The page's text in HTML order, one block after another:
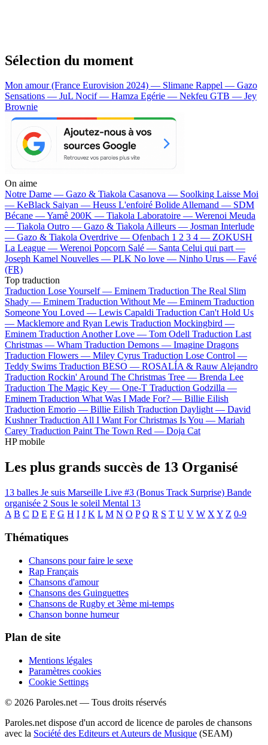
Sélection du moment
Mon amour (France Eurovision 2024) — Slimane Rappel — Gazo
Sensations — JuL Nocif — Hamza Egérie — Nekfeu GTB — Jey
Brownie
On aime
Notre Dame — Gazo & Tiakola Casanova — Soolking Laisse Moi
— KeBlack Saiyan — Heuss L'enfoiré Bolide Allemand — SDM
Bécane —Yamê 200K — Tiakola Laboratoire — Werenoi Meuda
— Tiakola Outro — Gazo & TiakolaAilleurs — Josman Interlude
— Gazo & Tiakola Overdrive — Ofenbach 1 2 3 4 — ZOKUSH
La League — Werenoi Popcorn Salé — Santa Celui qui part —
Joseph Kamel Nouvelles — PLK No love — Ninho Urus — Favé
(FR)
Top traduction
Traduction Lose Yourself — Eminem Traduction The Real Slim
Shady — Eminem Traduction Without Me — Eminem Traduction
Someone You Loved — Lewis Capaldi Traduction Can't Hold Us
— Macklemore and Ryan Lewis Traduction Mockingbird —
Eminem Traduction Another Love — Tom Odell Traduction Last
Christmas — Wham Traduction Demons — Imagine Dragons
Traduction Flowers — Miley Cyrus Traduction Lose Control —
Teddy Swims Traduction BESO — ROSALÍA & Rauw Alejandro
Traduction Rockin' Around The Christmas Tree — Brenda Lee
Traduction The Magic Key — One-T Traduction Godzilla —
Eminem Traduction What Was I Made For? — Billie Eilish
Traduction Emorio — Billie Eilish Traduction Daylight — David
Kushner Traduction All I Want For Christmas Is You — Mariah
Carey Traduction Paint The Town Red — Doja Cat
HP mobile
Les plus grands succès de 13 Organisé
13 balles Je suis Marseille Live #3 (Bonus Track Surprise) Bande
organisée 2 Sous le soleil Mental 13
A B C D E F G H I J K L M N O P Q R S T U V W X Y Z 0-9
Thématiques
Chansons pour faire le sexe
Rap Français
Chansons d'amour
Chansons des Guinguettes
Chansons de Rugby et 3ème mi-temps
Chanson bonne humeur
Plan de site
Mentions légales
Paramètres cookies
Cookie Settings
© 2026 Paroles.net — Tous droits réservés
Paroles.net dispose d'un accord de licence de paroles de chansons
avec la Société des Editeurs et Auteurs de Musique (SEAM)